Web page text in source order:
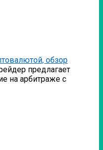
обзор
предлагает
на арбитраже с